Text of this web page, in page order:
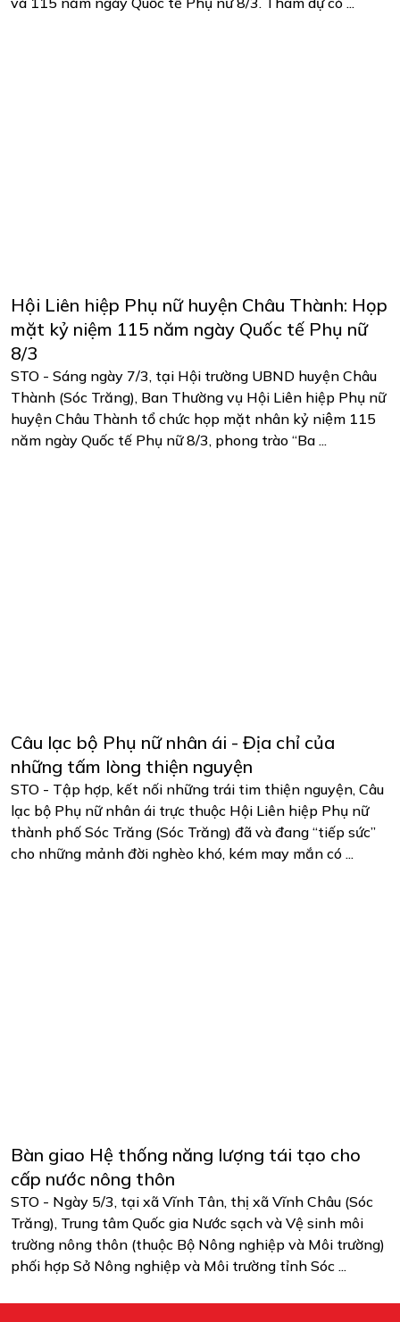
Hội Liên hiệp Phụ nữ huyện Châu Thành: Họp
mặt kỷ niệm 115 năm ngày Quốc tế Phụ nữ
8/3
STO - Sáng ngày 7/3, tại Hội trường UBND huyện Châu
Thành (Sóc Trăng), Ban Thường vụ Hội Liên hiệp Phụ nữ
huyện Châu Thành tổ chức họp mặt nhân kỷ niệm 115
năm ngày Quốc tế Phụ nữ 8/3, phong trào “Ba ...
Câu lạc bộ Phụ nữ nhân ái - Địa chỉ của
những tấm lòng thiện nguyện
STO - Tập hợp, kết nối những trái tim thiện nguyện, Câu
lạc bộ Phụ nữ nhân ái trực thuộc Hội Liên hiệp Phụ nữ
thành phố Sóc Trăng (Sóc Trăng) đã và đang “tiếp sức”
cho những mảnh đời nghèo khó, kém may mắn có ...
Bàn giao Hệ thống năng lượng tái tạo cho
cấp nước nông thôn
STO - Ngày 5/3, tại xã Vĩnh Tân, thị xã Vĩnh Châu (Sóc
Trăng), Trung tâm Quốc gia Nước sạch và Vệ sinh môi
trường nông thôn (thuộc Bộ Nông nghiệp và Môi trường)
phối hợp Sở Nông nghiệp và Môi trường tỉnh Sóc ...